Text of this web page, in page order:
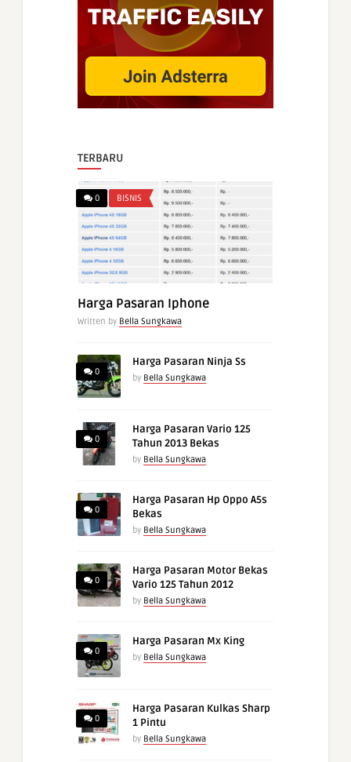
TERBARU
0 BISNIS
Harga Pasaran Iphone
Written by Bella Sungkawa
0
Harga Pasaran Ninja Ss
by Bella Sungkawa
0
Harga Pasaran Vario 125
Tahun 2013 Bekas
by Bella Sungkawa
0
Harga Pasaran Hp Oppo A5s
Bekas
by Bella Sungkawa
0
Harga Pasaran Motor Bekas
Vario 125 Tahun 2012
by Bella Sungkawa
0
Harga Pasaran Mx King
by Bella Sungkawa
0
Harga Pasaran Kulkas Sharp
1 Pintu
by Bella Sungkawa